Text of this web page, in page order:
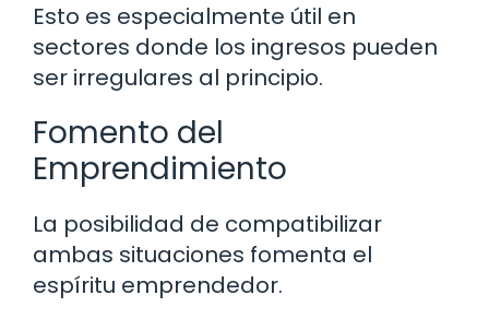
Esto es especialmente útil en
sectores donde los ingresos pueden
ser irregulares al principio.
Fomento del
Emprendimiento
La posibilidad de compatibilizar
ambas situaciones fomenta el
espíritu emprendedor.